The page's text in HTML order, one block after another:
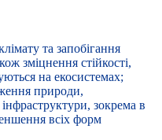
та запобігання
зміцнення стійкості,
на екосистемах;
природи,
інфраструктури, зокрема в
всіх форм